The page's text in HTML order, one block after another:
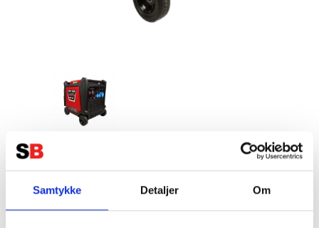
Samtykke Detaljer Om
SENCI SC8000i Inverter Aggregat -
Bensin - Max 7500W - ATS -
Elektrisk start